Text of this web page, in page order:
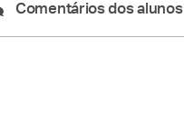
Comentários dos alunos